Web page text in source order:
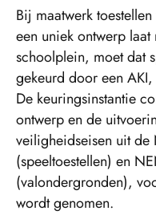
Bij maatwerk
een uniek ontwerp
schoolplein, moet dat
gekeurd door een
De keuringsinstantie
ontwerp en de
veiligheidseisen uit de
(speeltoestellen) en
(valondergronden),
wordt genomen.